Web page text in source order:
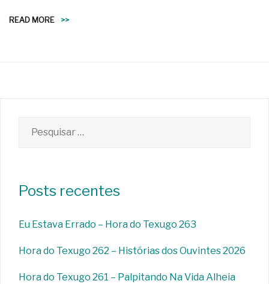
READ MORE >>
por:
Posts recentes
Eu Estava Errado – Hora do Texugo 263
Hora do Texugo 262 – Histórias dos Ouvintes 2026
Hora do Texugo 261 – Palpitando Na Vida Alheia